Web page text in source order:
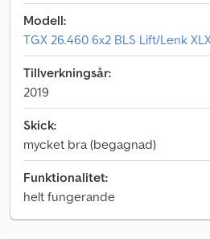
Modell:
TGX 26.460 6x2 BLS Lift/Lenk
Tillverkningsår:
2019
Skick:
mycket bra (begagnad)
Funktionalitet:
helt fungerande